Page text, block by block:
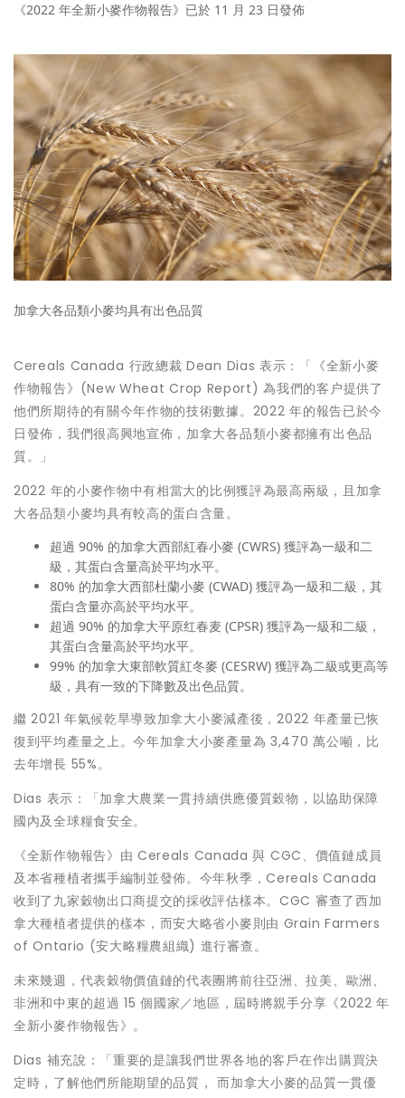
《2022 年全新小麥作物報告》已於 11 月 23 日發佈
加拿大各品類小麥均具有出色品質
Cereals Canada 行政總裁Dean Dias 表示：「《全新小麥
作物報告》(New Wheat Crop Report) 為我們的客户提供了
他們所期待的有關今年作物的技術數據。2022 年的報告已於今
日發佈，我們很高興地宣佈，加拿大各品類小麥都擁有出色品
質。」
2022 年的小麥作物中有相當大的比例獲評為最高兩級，且加拿
大各品類小麥均具有較高的蛋白含量。
超過 90% 的加拿大西部紅春小麥 (CWRS) 獲評為一級和二
級，其蛋白含量高於平均水平。
80% 的加拿大西部杜蘭小麥 (CWAD) 獲評為一級和二級，其
蛋白含量亦高於平均水平。
超過 90% 的加拿大平原红春麦 (CPSR) 獲評為一級和二級，
其蛋白含量高於平均水平。
99% 的加拿大東部軟質紅冬麥 (CESRW) 獲評為二級或更高等
級，具有一致的下降數及出色品質。
繼 2021 年氣候乾旱導致加拿大小麥減產後，2022 年產量已恢
復到平均產量之上。今年加拿大小麥產量為 3,470 萬公噸，比
去年增長 55%。
Dias 表示：「加拿大農業一貫持續供應優質穀物，以協助保障
國內及全球糧食安全。
《全新作物報告》由 Cereals Canada 與 CGC、價值鏈成員
及本省種植者攜手編制並發佈。今年秋季，Cereals Canada
收到了九家穀物出口商提交的採收評估樣本。CGC 審查了西加
拿大種植者提供的樣本，而安大略省小麥則由 Grain Farmers
ofOntario (安大略糧農組織) 進行審查。
未來幾週，代表穀物價值鏈的代表團將前往亞洲、拉美、歐洲、
非洲和中東的超過 15 個國家／地區，屆時將親手分享《2022 年
全新小麥作物報告》。
Dias 補充說：「重要的是讓我們世界各地的客戶在作出購買決
定時，了解他們所能期望的品質， 而加拿大小麥的品質一貫優